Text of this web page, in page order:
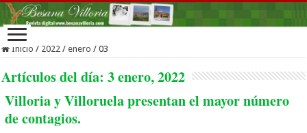
Inicio / 2022 / enero / 03
Artículos del día:3 enero, 2022
Villoria y Villoruela presentan el mayor número
de contagios.